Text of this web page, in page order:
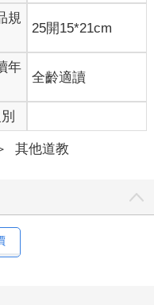
肅一點譬如貴人召見啊之
麼樣也是大勝稀稀疏疏
也是相當重視的。
了維護道門威儀，很早很
的咒語。而這個咒語雖然
認真要追溯的話，甚至可
登真隱訣》：
規
25開15*21cm
年
全齡適讀
其他道教